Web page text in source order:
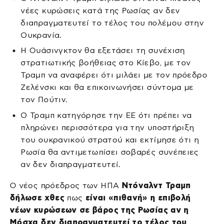
νέες κυρώσεις κατά της Ρωσίας αν δεν
διαπραγματευτεί το τέλος του πολέμου στην
Ουκρανία.
Η Ουάσινγκτον θα εξετάσει τη συνέχιση
στρατιωτικής βοήθειας στο Κίεβο, με τον
Τραμπ να αναφέρει ότι μιλάει με τον πρόεδρο
Ζελένσκι και θα επικοινωνήσει σύντομα με
τον Πούτιν.
Ο Τραμπ κατηγόρησε την ΕΕ ότι πρέπει να
πληρώνει περισσότερα για την υποστήριξη
του ουκρανικού στρατού και εκτίμησε ότι η
Ρωσία θα αντιμετωπίσει σοβαρές συνέπειες
αν δεν διαπραγματευτεί.
Ο νέος πρόεδρος των ΗΠΑ Ντόναλντ Τραμπ
δήλωσε χθεςπως είναι «πιθανή» η επιβολή
νέων κυρώσεων σε βάρος της Ρωσίας αν η
Μόσχα δεν διαπραγματευτεί το τέλος του